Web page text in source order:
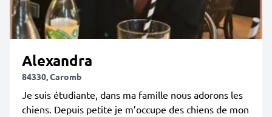
Alexandra
84330, Caromb
Je suis étudiante, dans ma famille nous adorons les
chiens. Depuis petite je m’occupe des chiens de mon